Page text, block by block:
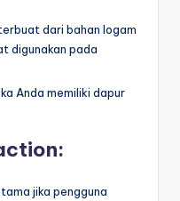
dari bahan logam
digunakan pada
Anda memiliki dapur
jika pengguna